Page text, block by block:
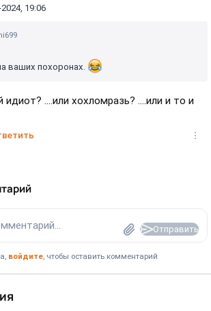
19:06
ваших похоронах.
идиот? ....или хохломразь? ....или и то и
Отправить
войдите, чтобы оставить комментарий